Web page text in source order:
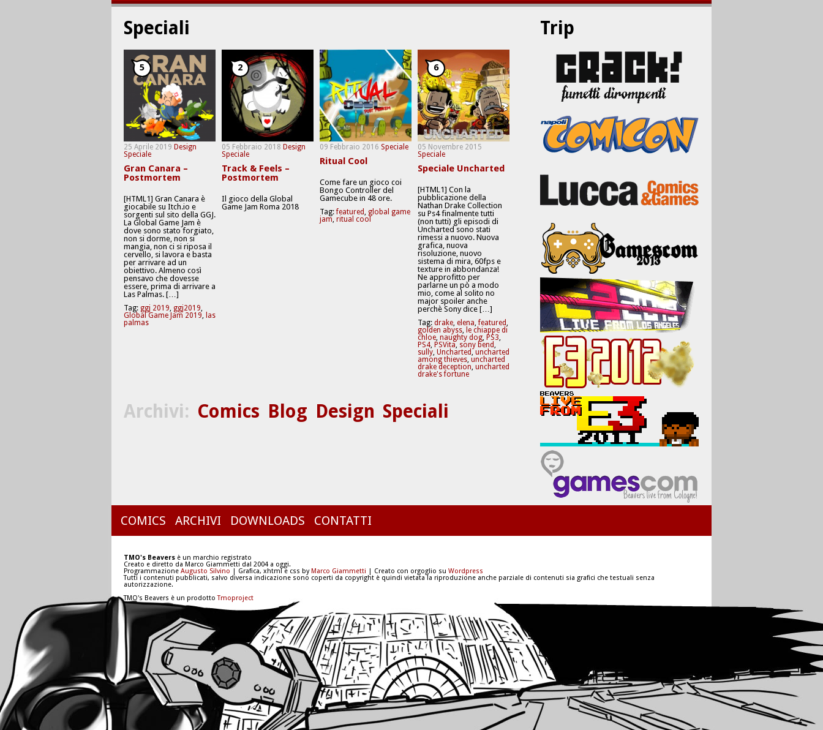
Trip
Speciali
25 Aprile 2019 Design
Speciale
5
Gran Canara –
Postmortem
[HTML1] Gran Canara è
giocabile su Itch.io e
sorgenti sul sito della GGJ.
La Global Game Jam è
dove sono stato forgiato,
non si dorme, non si
mangia, non ci si riposa il
cervello, si lavora e basta
per arrivare ad un
obiettivo. Almeno così
pensavo che dovesse
essere, prima di arrivare a
Las Palmas. […]
Tag: ggj 2019, ggj2019,
Global Game Jam 2019, las
palmas
05 Febbraio 2018 Design
Speciale
2
Track & Feels –
Postmortem
Il gioco della Global
Game Jam Roma 2018
09 Febbraio 2016 Speciale
Ritual Cool
Come fare un gioco coi
Bongo Controller del
Gamecube in 48 ore.
Tag:featured, global game
jam, ritual cool
05 Novembre 2015
Speciale
6
Speciale Uncharted
[HTML1] Con la
pubblicazione della
Nathan Drake Collection
su Ps4 finalmente tutti
(non tutti) gli episodi di
Uncharted sono stati
rimessi a nuovo. Nuova
grafica, nuova
risoluzione, nuovo
sistema di mira, 60fps e
texture in abbondanza!
Ne approfitto per
parlarne un pò a modo
mio, come al solito no
major spoiler anche
perchè Sony dice […]
Tag: drake, elena,featured,
golden abyss, le chiappe di
chloe, naughty dog, PS3,
PS4, PSVita, sony bend,
sully, Uncharted, uncharted
among thieves, uncharted
drake deception, uncharted
drake's fortune
Archivi: Comics Blog Design Speciali
COMICS ARCHIVI DOWNLOADS CONTATTI
TMO's Beavers è un marchio registrato
Creato e diretto da Marco Giammetti dal 2004 a oggi.
Programmazione Augusto Silvino | Grafica, xhtml e css byMarco Giammetti | Creato con orgoglio su Wordpress
Tutti i contenuti pubblicati, salvo diversa indicazione sono coperti da copyright è quindi vietata la riproduzione anche parziale di contenuti sia grafici che testuali senza
autorizzazione.
TMO's Beavers è un prodottoTmoproject